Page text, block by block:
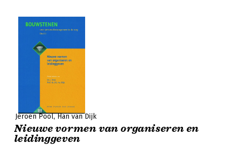
Jeroen Pool Han van Dijk
Nieuwe vormen van organiseren en
leidinggeven